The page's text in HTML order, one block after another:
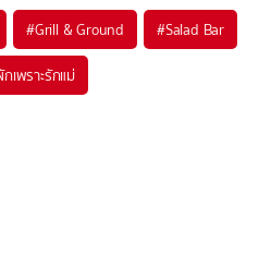
#Grill & Ground #Salad Bar
เพราะรักแม่